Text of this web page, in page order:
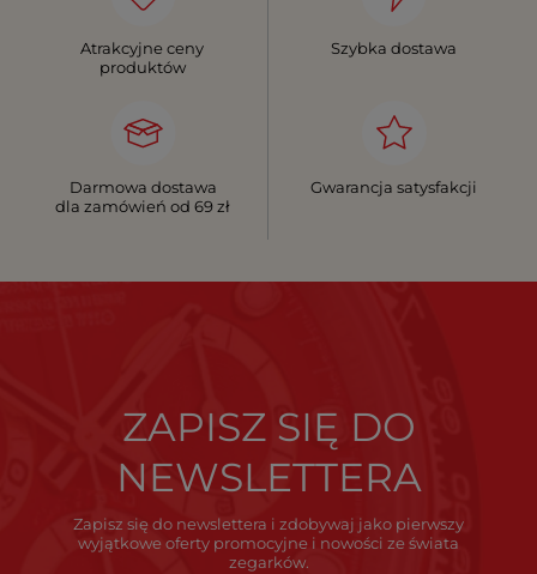
Atrakcyjne ceny
produktów
Szybka dostawa
Darmowa dostawa
dla zamówień od 69 zł
Gwarancja satysfakcji
ZAPISZ SIĘ DO
NEWSLETTERA
Zapisz się do newslettera i zdobywaj jako pierwszy
wyjątkowe oferty promocyjne i nowości ze świata
zegarków.